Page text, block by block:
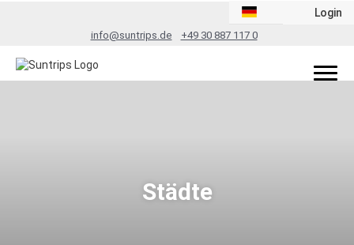
info@suntrips.de +49 30 887 117 0
Login
Städte